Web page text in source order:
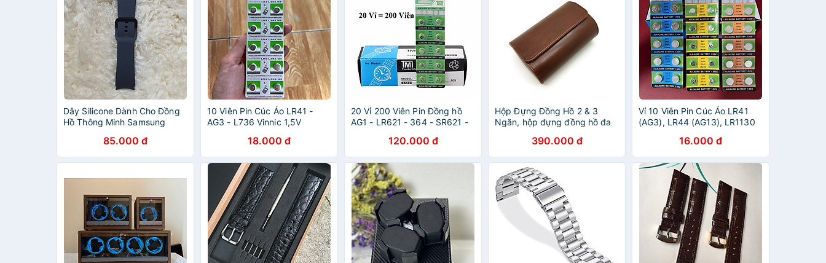
Dây Silicone Dành Cho Đồng
Hồ Thông Minh Samsung
Nobox - Chốt 20mm
85.000 đ
10 Viên Pin Cúc Áo LR41 -
AG3 - L736 Vinnic 1,5V
18.000 đ
20 Vỉ 200 Viên Pin Đồng hồ
AG1 - LR621 - 364 - SR621 -
120.000 đ
Hộp Đựng Đồng Hồ 2 & 3
Ngăn, hộp đựng đồng hồ đa
390.000 đ
Vỉ 10 Viên Pin Cúc Áo LR41
(AG3), LR44 (AG13), LR1130
Rẻ Date 4 Năm Thiết Bị Điện
Tử, Dụng Cụ, Gia Dụng
16.000 đ